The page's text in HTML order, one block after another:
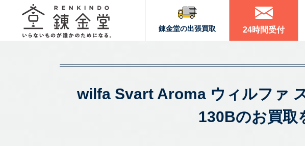
錬金堂の出張買取 24時間受付
wilfa Svart Aroma ウィルファ
130Bのお買取